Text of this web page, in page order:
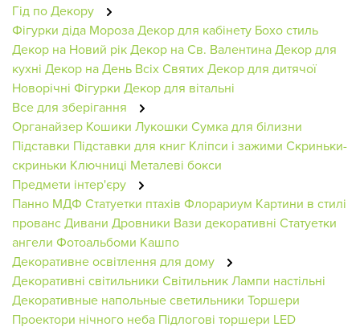
Гід по Декору
Фігурки діда МорозаДекор для кабінету Бохо стиль
Декор на Новий рікДекор на Св. ВалентинаДекор для
кухні Декор на День Всіх СвятихДекор для дитячої
Новорічні Фігурки Декор для вітальні
Все для зберігання
Органайзер Кошики Лукошки Сумка для білизни
Підставки Підставки для книг Кліпси і зажими Скриньки-
скриньки Ключниці Металеві бокси
Предмети інтер'єру
Панно МДФ Статуетки птахів Флорариум Картини в стилі
провансДивани Дровники Вази декоративні Статуетки
ангели Фотоальбоми Кашпо
Декоративне освітлення для дому
Декоративні світильники СвітильникЛампи настільні
Декоративные напольные светильники Торшери
Проектори нічного неба Підлогові торшери LED